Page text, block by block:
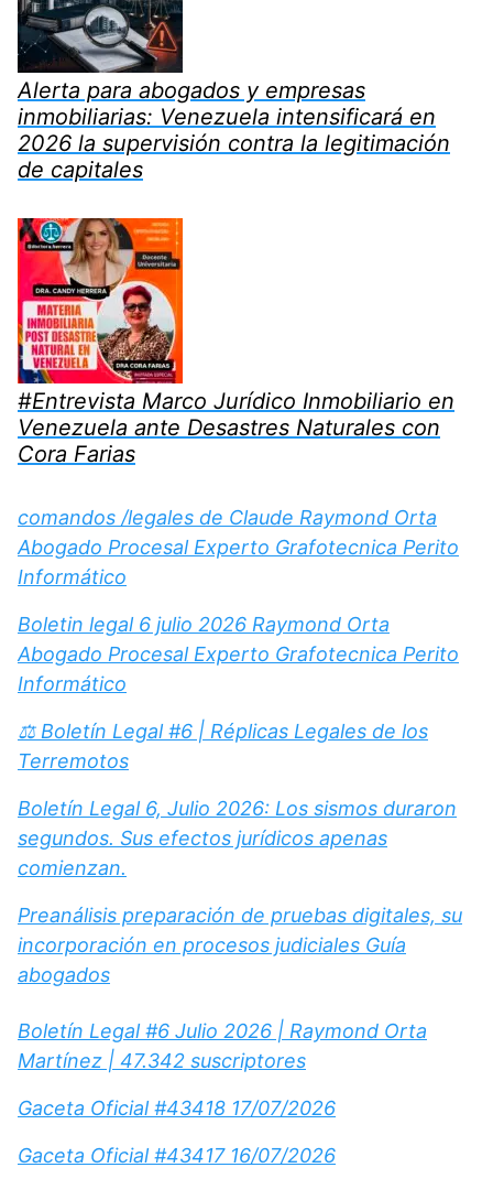
Alerta para abogados y empresas
inmobiliarias: Venezuela intensificará en
2026 la supervisión contra la legitimación
de capitales
#Entrevista Marco Jurídico Inmobiliario en
Venezuela ante Desastres Naturales con
Cora Farias
comandos /legales de Claude Raymond Orta
Abogado Procesal Experto Grafotecnica Perito
Informático
Boletin legal 6 julio 2026 Raymond Orta
Abogado Procesal Experto Grafotecnica Perito
Informático
⚖️ Boletín Legal #6 | Réplicas Legales de los
Terremotos
Boletín Legal 6, Julio 2026: Los sismos duraron
segundos. Sus efectos jurídicos apenas
comienzan.
Preanálisis preparación de pruebas digitales, su
incorporación en procesos judiciales Guía
abogados
Boletín Legal #6 Julio 2026 | Raymond Orta
Martínez | 47.342 suscriptores
Gaceta Oficial #43418 17/07/2026
Gaceta Oficial #43417 16/07/2026